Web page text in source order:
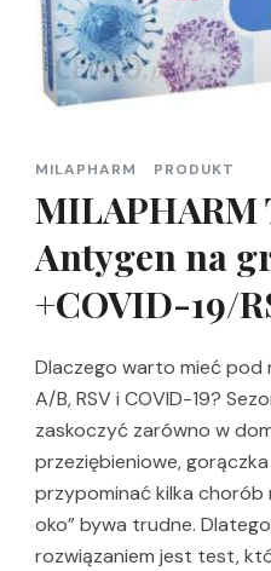
MILAPHARM PRODUKT
MILAPHARM
Antygen na
+COVID-19/
Dlaczego warto mieć pod
A/B, RSV i COVID-19?
zaskoczyć zarówno w
przeziębieniowe,
przypominać kilka chorób
oko” bywa trudne.
rozwiązaniem jest test,